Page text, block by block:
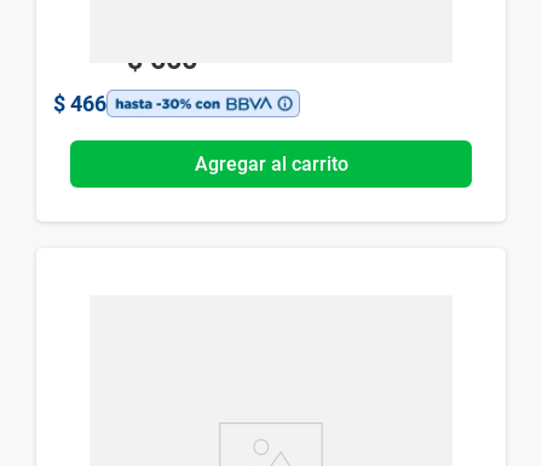
$ 666
$ 466
Agregar al carrito